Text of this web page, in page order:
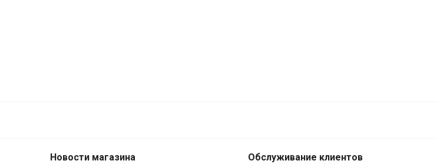
Новости магазина Обслуживание клиентов